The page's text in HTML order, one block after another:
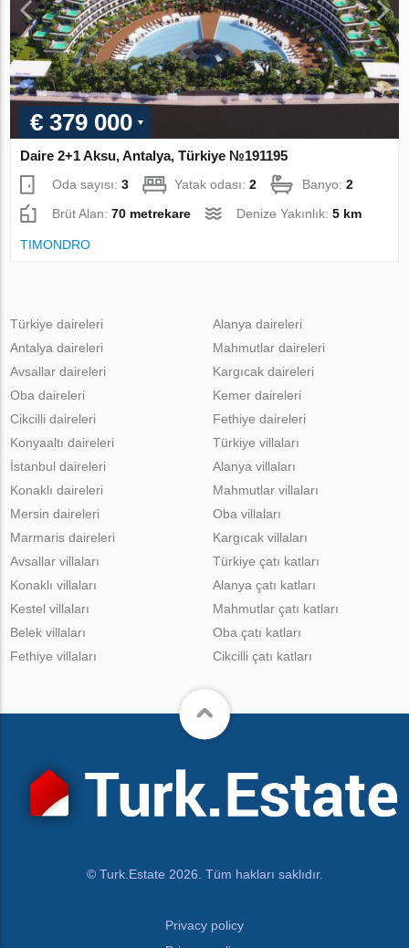
€ 379 000
Daire 2+1 Aksu, Antalya, Türkiye №191195
Oda sayısı:3 Yatak odası:2 Banyo:2
Brüt Alan:70 metrekare Denize Yakınlık:5 km
TIMONDRO
Türkiye daireleri
Antalya daireleri
Avsallar daireleri
Oba daireleri
Cikcilli daireleri
Alanya daireleri
Mahmutlar daireleri
Kargıcak daireleri
Kemer daireleri
Fethiye daireleri
Konyaaltı daireleri
İstanbul daireleri
Konaklı daireleri
Mersin daireleri
Marmaris daireleri
Türkiye villaları
Alanya villaları
Mahmutlar villaları
Oba villaları
Kargıcak villaları
Avsallar villaları
Konaklı villaları
Kestel villaları
Belek villaları
Fethiye villaları
Türkiye çatı katları
Alanya çatı katları
Mahmutlar çatı katları
Oba çatı katları
Cikcilli çatı katları
© Turk.Estate 2026. Tüm hakları saklıdır.
Privacy policy